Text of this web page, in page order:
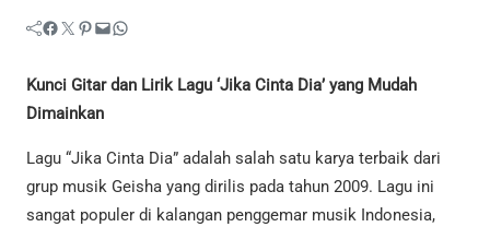
Facebook Twitter Pinterest Mail WhatsApp
Kunci Gitar dan Lirik Lagu ‘Jika Cinta Dia’ yang Mudah
Dimainkan
Lagu “Jika Cinta Dia” adalah salah satu karya terbaik dari
grup musik Geisha yang dirilis pada tahun 2009. Lagu ini
sangat populer di kalangan penggemar musik Indonesia,